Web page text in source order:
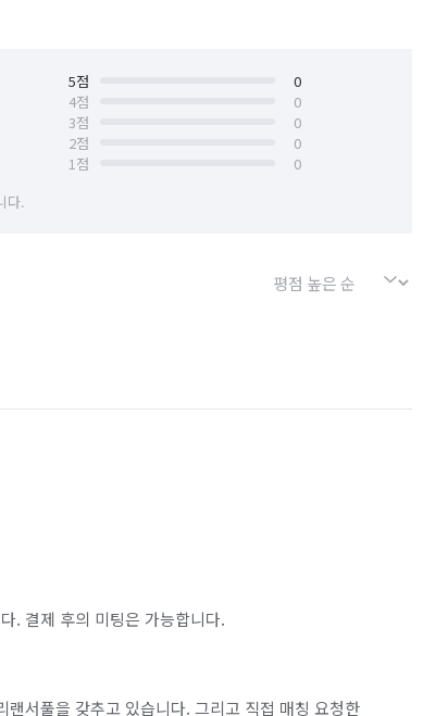
5점
0
4점
0
3점
0
2점
0
1점
0
다.
. 결제 후의 미팅은 가능합니다.
서풀을 갖추고 있습니다. 그리고 직접 매칭 요청한